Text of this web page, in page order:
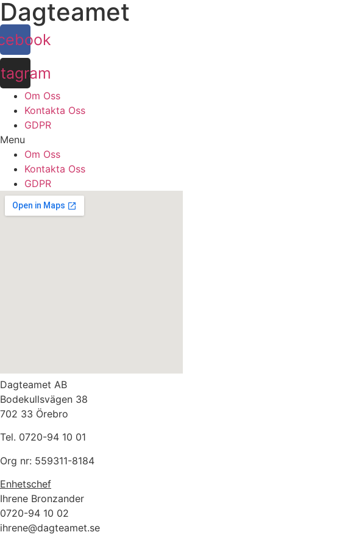
Dagteamet
Om Oss
Kontakta Oss
GDPR
Menu
Om Oss
Kontakta Oss
GDPR
Dagteamet AB
Bodekullsvägen 38
702 33 Örebro
Tel. 0720-94 10 01
Org nr: 559311-8184
Enhetschef
Ihrene Bronzander
0720-94 10 02
ihrene@dagteamet.se